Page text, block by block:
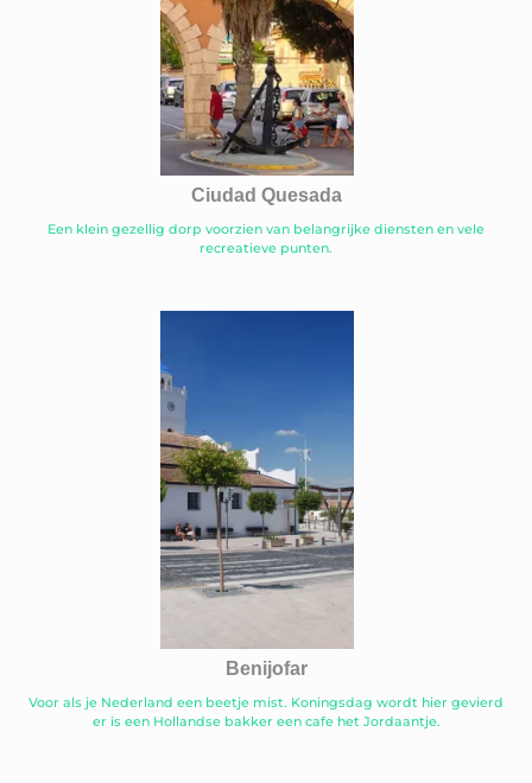
Ciudad Quesada
Een klein gezellig dorp voorzien van belangrijke diensten en vele
recreatieve punten.
Benijofar
Voor als je Nederland een beetje mist. Koningsdag wordt hier gevierd
er is een Hollandse bakker een cafe het Jordaantje.